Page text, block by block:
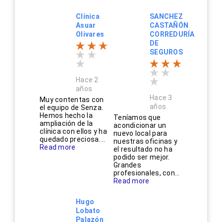
Clínica
Asuar
Olivares
Hace 2
años
Muy contentas con
el equipo de Senza.
Hemos hecho la
ampliación de la
clínica con ellos y ha
quedado preciosa....
Read more
SANCHEZ
CASTAÑÓN
CORREDURÍA
DE
SEGUROS
Hace 3
años
Teníamos que
acondicionar un
nuevo local para
nuestras oficinas y
el resultado no ha
podido ser mejor.
Grandes
profesionales, con...
Read more
Hugo
Lobato
Palazón